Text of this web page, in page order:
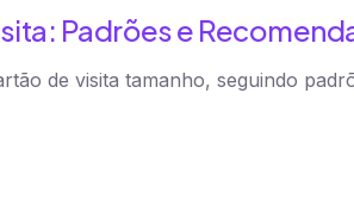
Padrões e
de visita tamanho, seguindo